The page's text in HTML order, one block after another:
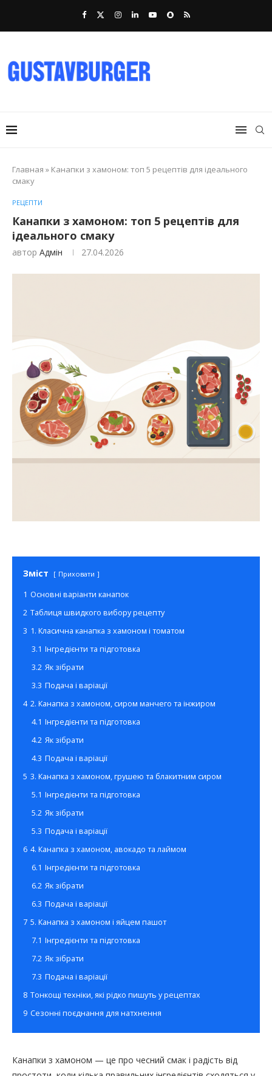
Главная » Канапки з хамоном: топ 5 рецептів для ідеального
смаку
РЕЦЕПТИ
Канапки з хамоном: топ 5 рецептів для
ідеального смаку
автор Адмін 27.04.2026
Зміст Приховати
1 Основні варіанти канапок
2 Таблиця швидкого вибору рецепту
3 1. Класична канапка з хамоном і томатом
3.1 Інгредієнти та підготовка
3.2 Як зібрати
3.3 Подача і варіації
4 2. Канапка з хамоном, сиром манчего та інжиром
4.1 Інгредієнти та підготовка
4.2 Як зібрати
4.3 Подача і варіації
5 3. Канапка з хамоном, грушею та блакитним сиром
5.1 Інгредієнти та підготовка
5.2 Як зібрати
5.3 Подача і варіації
6 4. Канапка з хамоном, авокадо та лаймом
6.1 Інгредієнти та підготовка
6.2 Як зібрати
6.3 Подача і варіації
7 5. Канапка з хамоном і яйцем пашот
7.1 Інгредієнти та підготовка
7.2 Як зібрати
7.3 Подача і варіації
8 Тонкощі техніки, які рідко пишуть у рецептах
9 Сезонні поєднання для натхнення
Канапки з хамоном — це про чесний смак і радість від